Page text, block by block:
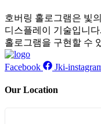
호버링 홀로그램은 빛
디스플레이 기술입니
홀로그램을 구현할 수
Facebook Jki-
Our Location